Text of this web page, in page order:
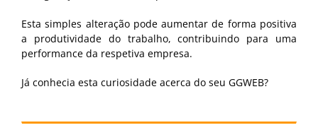
Esta simples alteração pode aumentar de forma positiva
a produtividade do trabalho, contribuindo para uma
performance da respetiva empresa.
Já conhecia esta curiosidade acerca do seu GGWEB?